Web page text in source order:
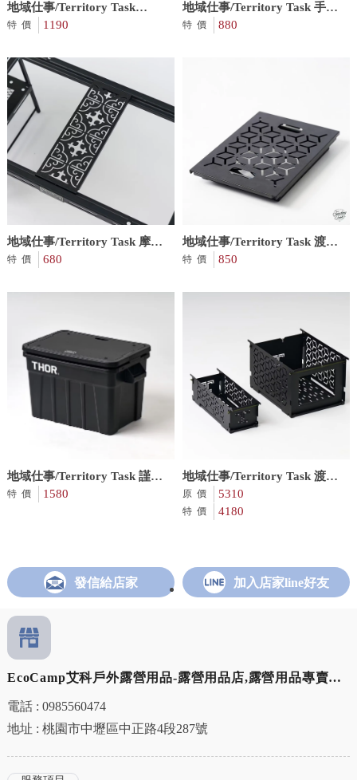
地域仕事/Territory Task
SWIFT 系列 百頁燈罩
特價 1190
地域仕事/Territory Task 手工
燈柱延伸皮套
特價 880
地域仕事/Territory Task 摩洛
哥圖騰0.5單位板
特價 680
地域仕事/Territory Task 渡鴉
下沉式爐框蓋板
特價 850
地域仕事/Territory Task 謹製
THOR箱上蓋滑軌
特價 1580
地域仕事/Territory Task 渡鴉
置物折疊盒 套組
原價 5310
特價 4180
發信給店家 加入店家line好友
EcoCamp艾科戶外露營用品-露營用品店,露營用品專賣店,
桃園露營用品店,中壢露營用品專賣店
電話 : 0985560474
地址 : 桃園市中壢區中正路4段287號